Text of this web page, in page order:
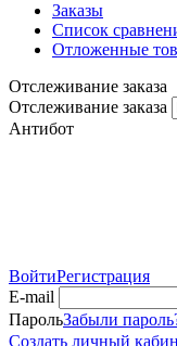
Заказы
Список
Отложенные
Отслеживание заказа
Отслеживание заказа
Антибот
ВойтиРегистрация
E-mail
ПарольЗабыли
Создать личный